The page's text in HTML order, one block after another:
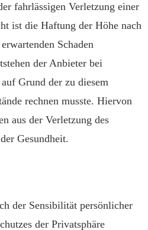
fahrlässigen Verletzung einer
ist die Haftung der Höhe nach
Schaden
der Anbieter bei
Grund der zu diesem
rechnen musste. Hiervon
aus der Verletzung des
Gesundheit.
der Sensibilität persönlicher
der Privatsphäre